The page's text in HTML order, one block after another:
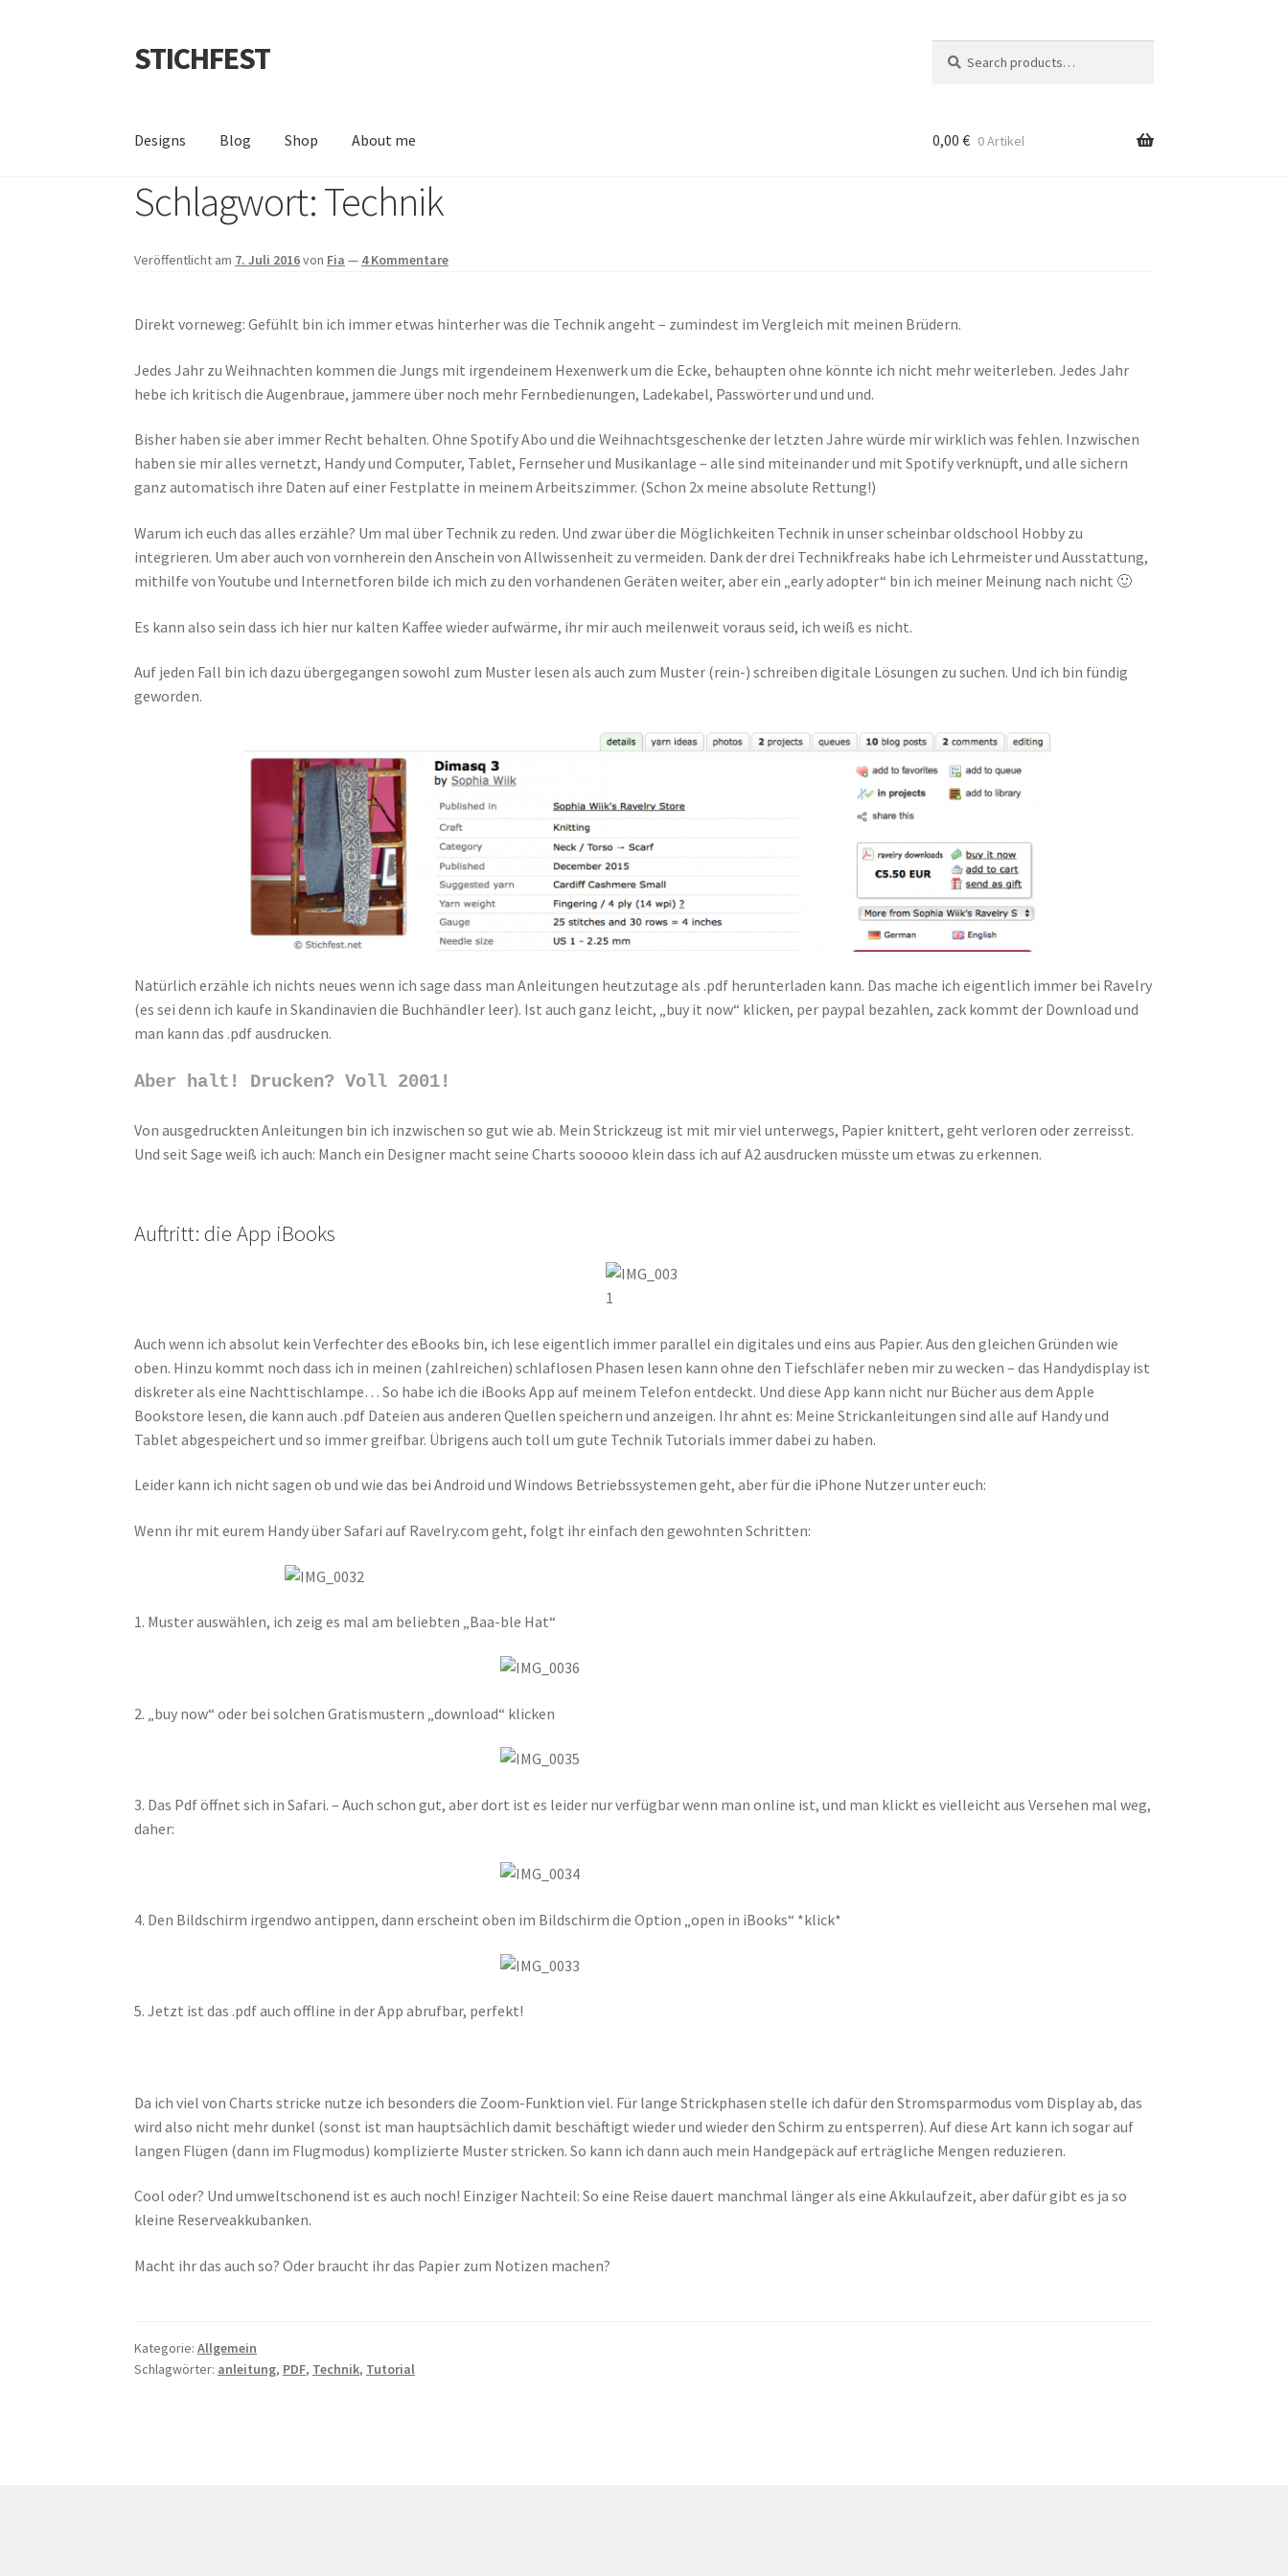
Zur
Navigation
Zum
Inhalt
STICHFEST
nach:
Designs Blog Shop About me 0,00 € 0 Artikel
Schlagwort:Technik
Veröffentlicht am 7. Juli 2016von Fia — 4 Kommentare
Direkt vorneweg: Gefühlt bin ich immer etwas hinterher was die Technik angeht – zumindest im Vergleich mit meinen Brüdern.
Jedes Jahr zu Weihnachten kommen die Jungs mit irgendeinem Hexenwerk um die Ecke, behaupten ohne könnte ich nicht mehr weiterleben. Jedes Jahr
hebe ich kritisch die Augenbraue, jammere über noch mehr Fernbedienungen, Ladekabel, Passwörter und und und.
Bisher haben sie aber immer Recht behalten. Ohne Spotify Abo und die Weihnachtsgeschenke der letzten Jahre würde mir wirklich was fehlen. Inzwischen
haben sie mir alles vernetzt, Handy und Computer, Tablet, Fernseher und Musikanlage – alle sind miteinander und mit Spotify verknüpft, und alle sichern
ganz automatisch ihre Daten auf einer Festplatte in meinem Arbeitszimmer. (Schon 2x meine absolute Rettung!)
Warum ich euch das alles erzähle? Um mal über Technik zu reden. Und zwar über die Möglichkeiten Technik in unser scheinbar oldschool Hobby zu
integrieren. Um aber auch von vornherein den Anschein von Allwissenheit zu vermeiden. Dank der drei Technikfreaks habe ich Lehrmeister und Ausstattung,
mithilfe von Youtube und Internetforen bilde ich mich zu den vorhandenen Geräten weiter, aber ein „early adopter“ bin ich meiner Meinung nach nicht 🙂
Es kann also sein dass ich hier nur kalten Kaffee wieder aufwärme, ihr mir auch meilenweit voraus seid, ich weiß es nicht.
Auf jeden Fall bin ich dazu übergegangen sowohl zum Muster lesen als auch zum Muster (rein-) schreiben digitale Lösungen zu suchen. Und ich bin fündig
geworden.
Natürlich erzähle ich nichts neues wenn ich sage dass man Anleitungen heutzutage als .pdf herunterladen kann. Das mache ich eigentlich immer bei Ravelry
(es sei denn ich kaufe in Skandinavien die Buchhändler leer). Ist auch ganz leicht, „buy it now“ klicken, per paypal bezahlen, zack kommt der Download und
man kann das .pdf ausdrucken.
Aber halt! Drucken? Voll 2001!
Von ausgedruckten Anleitungen bin ich inzwischen so gut wie ab. Mein Strickzeug ist mit mir viel unterwegs, Papier knittert, geht verloren oder zerreisst.
Und seit Sage weiß ich auch: Manch ein Designer macht seine Charts sooooo klein dass ich auf A2 ausdrucken müsste um etwas zu erkennen.
Auftritt: die App iBooks
Auch wenn ich absolut kein Verfechter des eBooks bin, ich lese eigentlich immer parallel ein digitales und eins aus Papier. Aus den gleichen Gründen wie
oben. Hinzu kommt noch dass ich in meinen (zahlreichen) schlaflosen Phasen lesen kann ohne den Tiefschläfer neben mir zu wecken – das Handydisplay ist
diskreter als eine Nachttischlampe… So habe ich die iBooks App auf meinem Telefon entdeckt. Und diese App kann nicht nur Bücher aus dem Apple
Bookstore lesen, die kann auch .pdf Dateien aus anderen Quellen speichern und anzeigen. Ihr ahnt es: Meine Strickanleitungen sind alle auf Handy und
Tablet abgespeichert und so immer greifbar. Übrigens auch toll um gute Technik Tutorials immer dabei zu haben.
Leider kann ich nicht sagen ob und wie das bei Android und Windows Betriebssystemen geht, aber für die iPhone Nutzer unter euch:
Wenn ihr mit eurem Handy über Safari auf Ravelry.com geht, folgt ihr einfach den gewohnten Schritten:
1. Muster auswählen, ich zeig es mal am beliebten „Baa-ble Hat“
2. „buy now“ oder bei solchen Gratismustern „download“ klicken
3. Das Pdf öffnet sich in Safari. – Auch schon gut, aber dort ist es leider nur verfügbar wenn man online ist, und man klickt es vielleicht aus Versehen mal weg,
daher:
4. Den Bildschirm irgendwo antippen, dann erscheint oben im Bildschirm die Option „open in iBooks“ *klick*
5. Jetzt ist das .pdf auch offline in der App abrufbar, perfekt!
Da ich viel von Charts stricke nutze ich besonders die Zoom-Funktion viel. Für lange Strickphasen stelle ich dafür den Stromsparmodus vom Display ab, das
wird also nicht mehr dunkel (sonst ist man hauptsächlich damit beschäftigt wieder und wieder den Schirm zu entsperren). Auf diese Art kann ich sogar auf
langen Flügen (dann im Flugmodus) komplizierte Muster stricken. So kann ich dann auch mein Handgepäck auf erträgliche Mengen reduzieren.
Cool oder? Und umweltschonend ist es auch noch! Einziger Nachteil: So eine Reise dauert manchmal länger als eine Akkulaufzeit, aber dafür gibt es ja so
kleine Reserveakkubanken.
Macht ihr das auch so? Oder braucht ihr das Papier zum Notizen machen?
Kategorie:Allgemein
Schlagwörter: anleitung, PDF, Technik, Tutorial